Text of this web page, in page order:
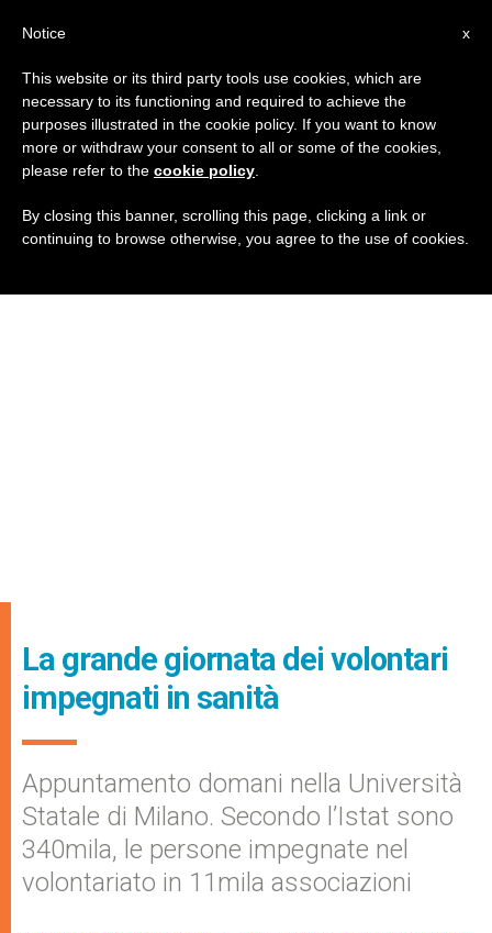
La grande giornata dei volontari
impegnati in sanità
Appuntamento domani nella Università
Statale di Milano. Secondo l’Istat sono
340mila, le persone impegnate nel
volontariato in 11mila associazioni
x
Notice
This website or its third party tools use cookies, which are
necessary to its functioning and required to achieve the
purposes illustrated in the cookie policy. If you want to know
more or withdraw your consent to all or some of the cookies,
please refer to the cookie policy
By closing this banner, scrolling this page, clicking a link or
continuing to browse otherwise, you agree to the use of cookies.